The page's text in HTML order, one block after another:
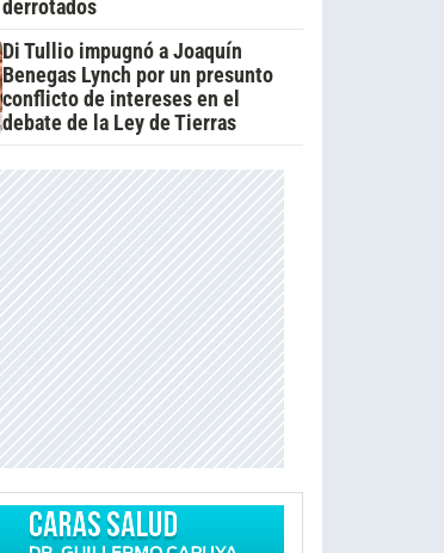
derrotados
Di Tullio impugnó a Joaquín
Benegas Lynch por un presunto
conflicto de intereses en el
debate de la Ley de Tierras